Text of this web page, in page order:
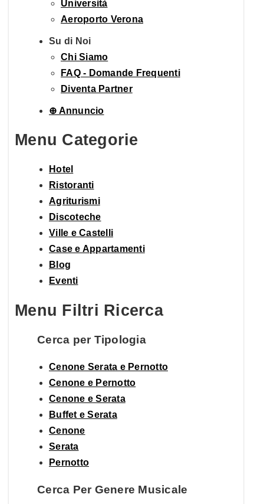
Università
Aeroporto Verona
Su di Noi
Chi Siamo
FAQ - Domande Frequenti
Diventa Partner
⊕ Annuncio
Menu Categorie
Hotel
Ristoranti
Agriturismi
Discoteche
Ville e Castelli
Case e Appartamenti
Blog
Eventi
Menu Filtri Ricerca
Cerca per Tipologia
Cenone Serata e Pernotto
Cenone e Pernotto
Cenone e Serata
Buffet e Serata
Cenone
Serata
Pernotto
Cerca Per Genere Musicale